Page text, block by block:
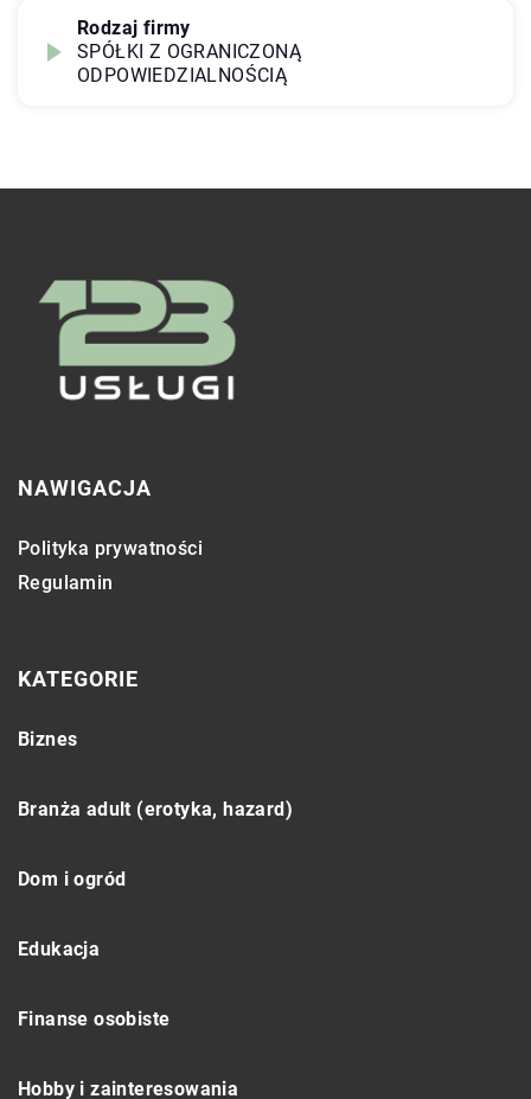
Rodzaj firmy
SPÓŁKI Z OGRANICZONĄ
ODPOWIEDZIALNOŚCIĄ
NAWIGACJA
Polityka prywatności
Regulamin
KATEGORIE
Biznes
Branża adult (erotyka, hazard)
Dom i ogród
Edukacja
Finanse osobiste
Hobby i zainteresowania